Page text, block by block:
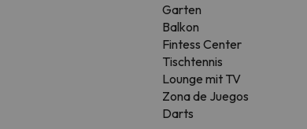
Garten
Balkon
Fintess Center
Tischtennis
Lounge mit TV
Zona de Juegos
Darts